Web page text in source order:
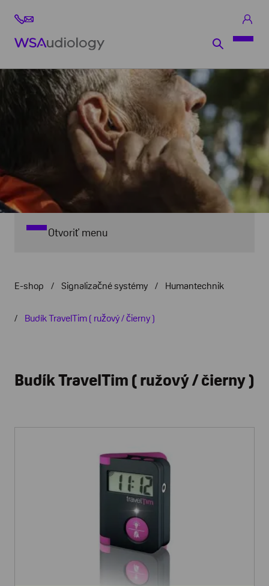
Otvoriť menu
E-shop Signalizačné systémy Humantechnik
Budík TravelTim ( ružový / čierny )
Budík TravelTim ( ružový / čierny )